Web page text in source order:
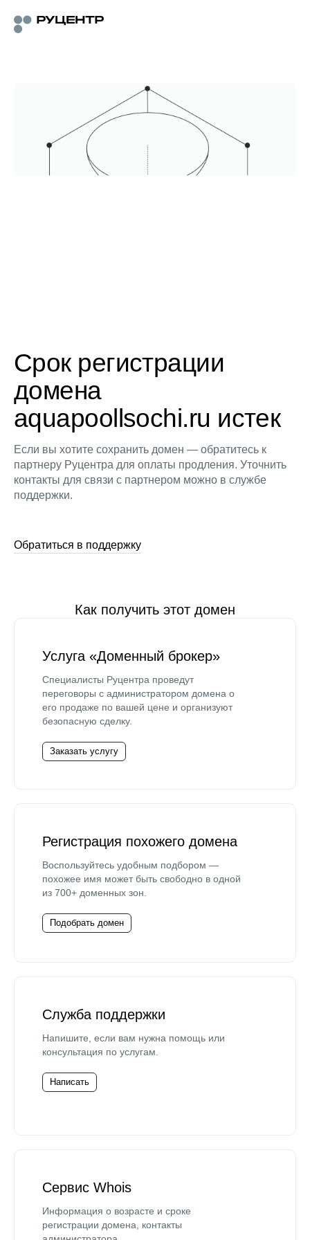
Срок регистрации
домена
aquapoollsochi.ru истек
Если вы хотите сохранить домен — обратитесь к
партнеру Руцентра для оплаты продления. Уточнить
контакты для связи с партнером можно в службе
поддержки.
Обратиться в поддержку
Как получить этот домен
Услуга «Доменный брокер»
Специалисты Руцентра проведут
переговоры с администратором домена о
его продаже по вашей цене и организуют
безопасную сделку.
Заказать услугу
Регистрация похожего домена
Воспользуйтесь удобным подбором —
похожее имя может быть свободно в одной
из 700+ доменных зон.
Подобрать домен
Служба поддержки
Напишите, если вам нужна помощь или
консультация по услугам.
Написать
Сервис Whois
Информация о возрасте и сроке
регистрации домена, контакты